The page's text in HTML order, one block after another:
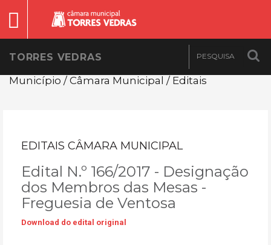
TORRES VEDRAS
Município / Câmara Municipal / Editais
EDITAIS CÂMARA MUNICIPAL
Edital N.º 166/2017 - Designação
dos Membros das Mesas -
Freguesia de Ventosa
Download do edital original